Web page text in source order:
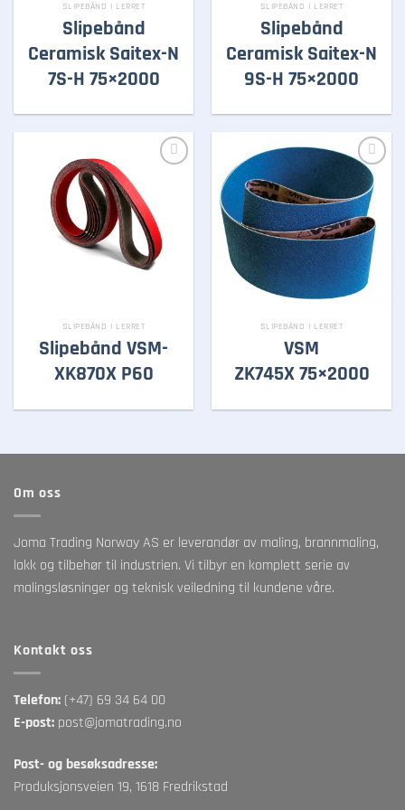
SLIPEBÅND I LERRET
Slipebånd
Ceramisk Saitex-N
7S-H 75×2000
SLIPEBÅND I LERRET
Slipebånd
Ceramisk Saitex-N
9S-H 75×2000
Legg i
huskelisten
SLIPEBÅND I LERRET
Slipebånd VSM-
XK870X P60
Legg i
huskelisten
SLIPEBÅND I LERRET
VSM
ZK745X 75×2000
Om oss
Joma Trading Norway AS er leverandør av maling, brannmaling,
lakk og tilbehør til industrien. Vi tilbyr en komplett serie av
malingsløsninger og teknisk veiledning til kundene våre.
Kontakt oss
Telefon: (+47) 69 34 64 00
E-post: post@jomatrading.no
Post- og besøksadresse:
Produksjonsveien 19, 1618 Fredrikstad